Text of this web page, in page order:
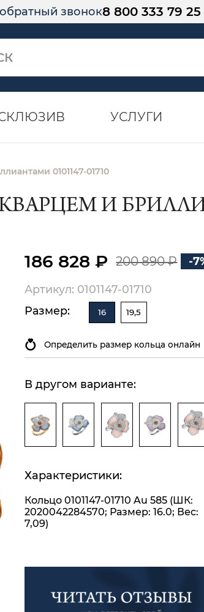
звонок8 800 333 79 25
УСЛУГИ
0101147-01710
И
186 828 ₽ 200 890 ₽ -
Артикул: 0101147-01710
Размер:
16 19,5
Определить размер кольца онлайн
В другом варианте:
Характеристики:
Кольцо 0101147-01710 Au 585 (ШК:
2020042284570; Размер: 16.0; Вес:
7,09)